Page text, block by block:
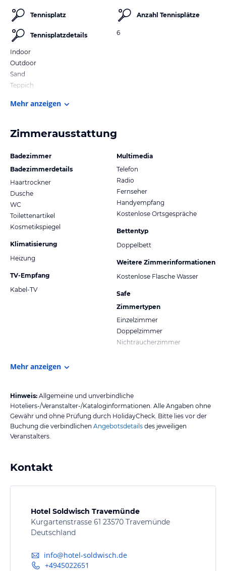
Tennisplatz
Tennisplatzdetails
Indoor
Outdoor
Sand
Teppich
Anzahl Tennisplätze
6
Mehr anzeigen
Zimmerausstattung
Badezimmer
Badezimmerdetails
Haartrockner
Dusche
WC
Toilettenartikel
Kosmetikspiegel
Klimatisierung
Heizung
TV-Empfang
Kabel-TV
Multimedia
Telefon
Radio
Fernseher
Handyempfang
Kostenlose Ortsgespräche
Bettentyp
Doppelbett
Weitere Zimmerinformationen
Kostenlose Flasche Wasser
Safe
Zimmertypen
Einzelzimmer
Doppelzimmer
Nichtraucherzimmer
Mehr anzeigen
Hinweis: Allgemeine und unverbindliche
Hoteliers-/Veranstalter-/Kataloginformationen. Alle Angaben ohne
Gewähr und ohne Prüfung durch HolidayCheck. Bitte lies vor der
Buchung die verbindlichen Angebotsdetails des jeweiligen
Veranstalters.
Kontakt
Hotel Soldwisch Travemünde
Kurgartenstrasse 61 23570 Travemünde
Deutschland
info@hotel-soldwisch.de
+4945022651